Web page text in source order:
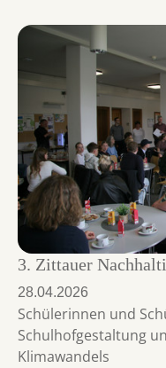
3. Zittauer
28.04.2026
Schülerinnen und
Schulhofgestaltung
Klimawandels